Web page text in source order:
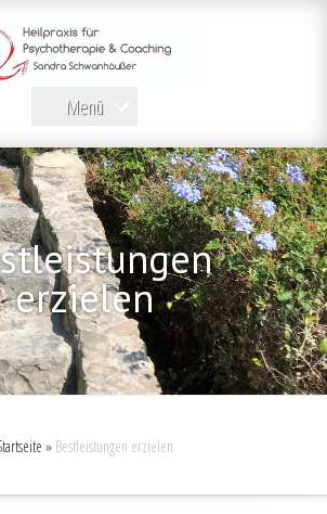
Menü
erzielen
» Bestleistungen erzielen